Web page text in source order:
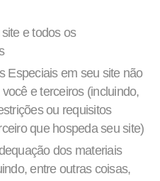
e todos os
Especiais em seu site não
e terceiros (incluindo,
ou requisitos
que hospeda seu site)
dos materiais
entre outras coisas,